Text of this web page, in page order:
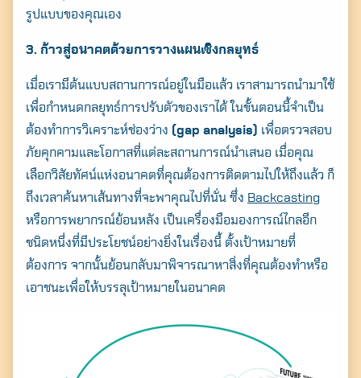
รูปแบบของคุณเอง
3. ก้าวสู่อนาคตด้วยการวางแผนเชิงกลยุทธ์
เมื่อเรามีต้นแบบสถานการณ์อยู่ในมือแล้ว เราสามารถนำมาใช้
เพื่อกำหนดกลยุทธ์การปรับตัวของเราได้ ในขั้นตอนนี้จำเป็น
ต้องทำการวิเคราะห์ช่องว่าง (gap analysis) เพื่อตรวจสอบ
ภัยคุกคามและโอกาสที่แต่ละสถานการณ์นำเสนอ เมื่อคุณ
เลือกวิสัยทัศน์แห่งอนาคตที่คุณต้องการติดตามไปให้ถึงแล้ว ก็
ถึงเวลาค้นหาเส้นทางที่จะพาคุณไปที่นั่น ซึ่ง Backcasting
หรือการพยากรณ์ย้อนหลัง เป็นเครื่องมือมองการณ์ไกลอีก
ชนิดหนึ่งที่มีประโยชน์อย่างยิ่งในเรื่องนี้ ตั้งเป้าหมายที่
ต้องการ จากนั้นย้อนกลับมาพิจารณาหาสิ่งที่คุณต้องทำหรือ
เอาชนะเพื่อให้บรรลุเป้าหมายในอนาคต